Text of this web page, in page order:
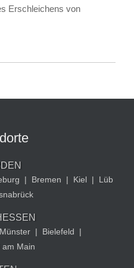
Erschleichens von
| Bremen | Kiel |
Lüb
Münster | Bielefeld
|
am Main